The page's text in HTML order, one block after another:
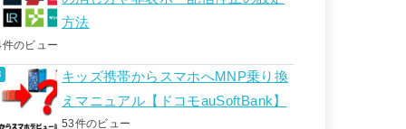
方法
のビュー
キッズ携帯からスマホへMNP乗り換
えマニュアル【ドコモauSoftBank】
53件のビュー